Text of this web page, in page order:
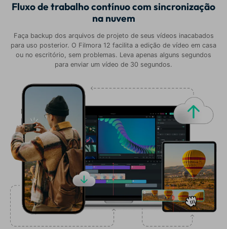
Fluxo de trabalho contínuo com sincronização
na nuvem
Faça backup dos arquivos de projeto de seus vídeos inacabados
para uso posterior. O Filmora 12 facilita a edição de vídeo em casa
ou no escritório, sem problemas. Leva apenas alguns segundos
para enviar um vídeo de 30 segundos.